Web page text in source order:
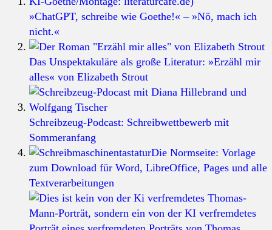
»ChatGPT, schreibe wie Goethe!« – »Nö, mach ich
nicht.«
Das Unspektakuläre als große Literatur: »Erzähl mir
alles« von Elizabeth Strout
Schreibzeug-Podcast: Schreibwettbewerb mit
Sommeranfang
Die Normseite: Vorlage
zum Download für Word, LibreOffice, Pages und alle
Textverarbeitungen